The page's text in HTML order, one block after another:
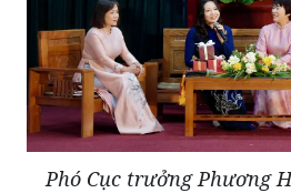
Phó Cục trưởng Phương